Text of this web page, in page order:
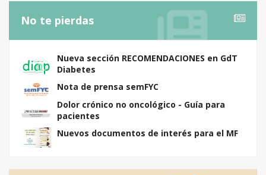
No te pierdas
Nueva sección RECOMENDACIONES en GdT
Diabetes
Nota de prensa semFYC
Dolor crónico no oncológico - Guía para
pacientes
Nuevos documentos de interés para el MF